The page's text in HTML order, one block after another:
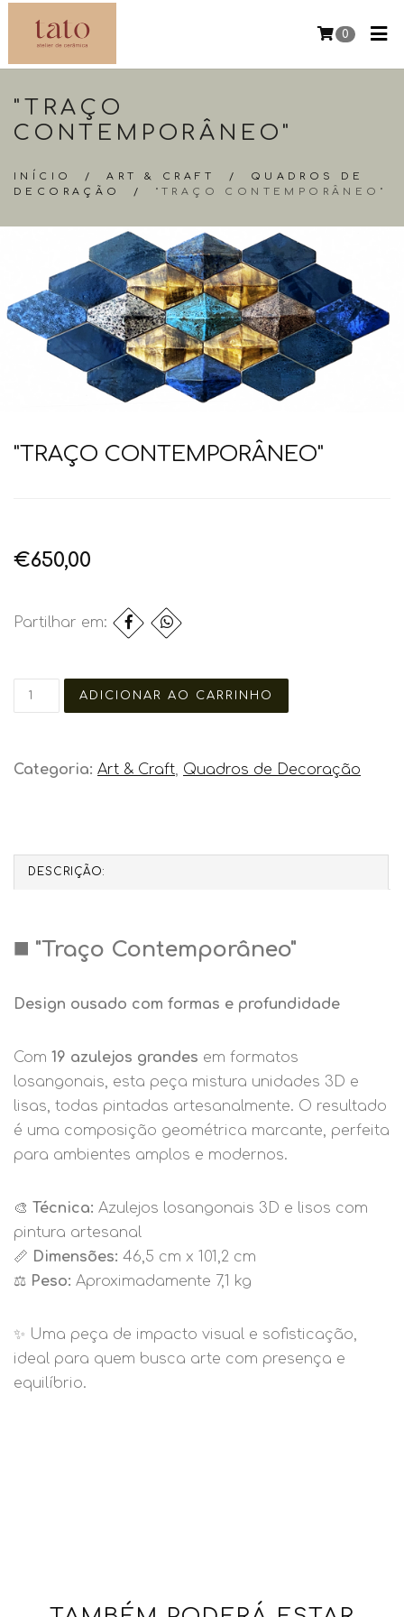
0
"TRAÇO
CONTEMPORÂNEO"
INÍCIO /ART & CRAFT / QUADROS DE
DECORAÇÃO
/ "TRAÇO CONTEMPORÂNEO"
"TRAÇO CONTEMPORÂNEO"
€650,00
Partilhar em:
Categoria: Art & Craft, Quadros de Decoração
DESCRIÇÃO:
◼️ "Traço Contemporâneo"
Design ousado com formas e profundidade
Com 19 azulejos grandes em formatos
losangonais, esta peça mistura unidades 3D e
lisas, todas pintadas artesanalmente. O resultado
é uma composição geométrica marcante, perfeita
para ambientes amplos e modernos.
🎨 Técnica: Azulejos losangonais 3D e lisos com
pintura artesanal
📏 Dimensões: 46,5 cm x 101,2 cm
⚖️ Peso: Aproximadamente 7,1 kg
✨ Uma peça de impacto visual e sofisticação,
ideal para quem busca arte com presença e
equilíbrio.